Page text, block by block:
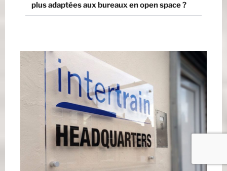
plus adaptées aux bureaux en open space ?